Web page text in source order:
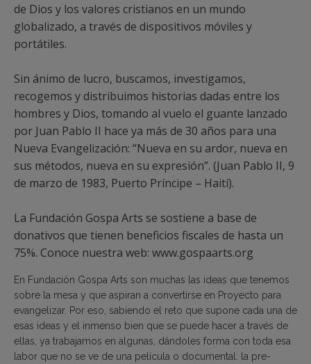
de Dios y los valores cristianos en un mundo
globalizado, a través de dispositivos móviles y
portátiles.
Sin ánimo de lucro, buscamos, investigamos,
recogemos y distribuimos historias dadas entre los
hombres y Dios, tomando al vuelo el guante lanzado
por Juan Pablo II hace ya más de 30 años para una
Nueva Evangelización: “Nueva en su ardor, nueva en
sus métodos, nueva en su expresión”. (Juan Pablo II, 9
de marzo de 1983, Puerto Príncipe – Haití).
La Fundación Gospa Arts se sostiene a base de
donativos que tienen beneficios fiscales de hasta un
75%. Conoce nuestra web: www.gospaarts.org
En Fundación Gospa Arts son muchas las ideas que tenemos
sobre la mesa y que aspiran a convertirse en Proyecto para
evangelizar. Por eso, sabiendo el reto que supone cada una de
esas ideas y el inmenso bien que se puede hacer a través de
ellas, ya trabajamos en algunas, dándoles forma con toda esa
labor que no se ve de una película o documental: la pre-